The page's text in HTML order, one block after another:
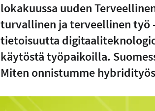
lokakuussa uuden
turvallinen ja terveellinen työ
tietoisuutta
käytöstä työpaikoilla.
Miten onnistumme